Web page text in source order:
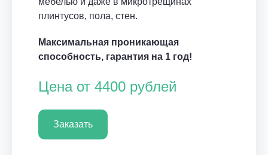
плинтусов, пола, стен.
Максимальная проникающая
способность, гарантия на 1 год!
Цена от 4400 рублей
Заказать